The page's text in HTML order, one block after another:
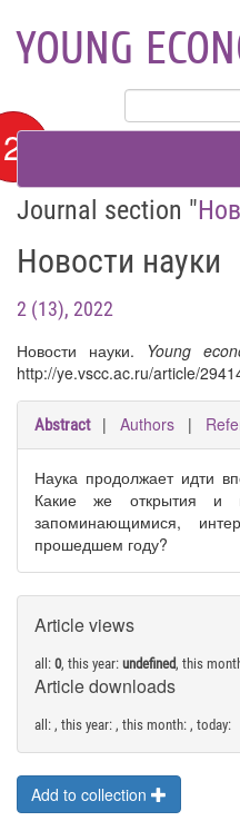
YOUNG
Journal section "
Новости науки
2 (13), 2022
Новости науки. Young
http://ye.vscc.ac.ru/article/
Abstract | Authors |
Наука продолжает идти
Какие же открытия и
запоминающимися,
прошедшем году?
Article views
all: 0, this year: undefined, this
Article downloads
all: , this year: , this month: , today:
Add to collection